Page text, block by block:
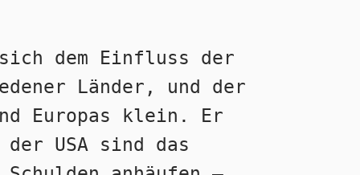
dem Einfluss der
Länder, und der
Europas klein. Er
USA sind das